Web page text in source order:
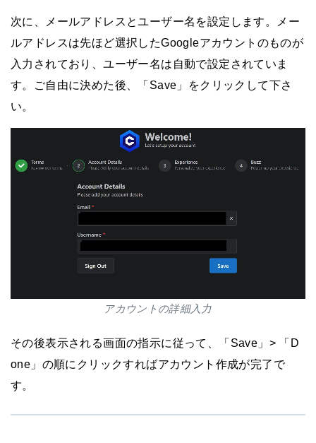
次に、メールアドレスとユーザー名を設定します。メー
ルアドレスは先ほど選択したGoogleアカウントのものが
入力されており、ユーザー名は自動で設定されていま
す。ご自由に決めた後、「Save」をクリックして下さ
い。
アカウントの詳細入力
その後表示される画面の指示に従って、「Save」> 「D
one」の順にクリックすればアカウント作成が完了で
す。